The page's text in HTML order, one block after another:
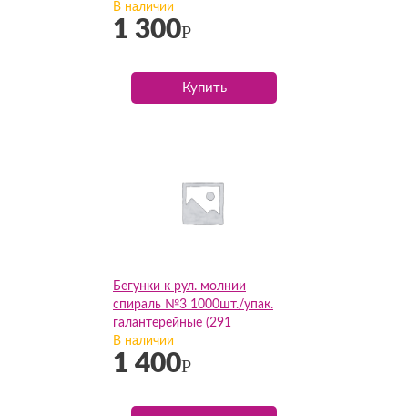
упак
В наличии
1 300Р
Купить
Бегунки к рул. молнии
спираль №3 1000шт./упак.
галантерейные (291
св.бежевый), упак
В наличии
1 400Р